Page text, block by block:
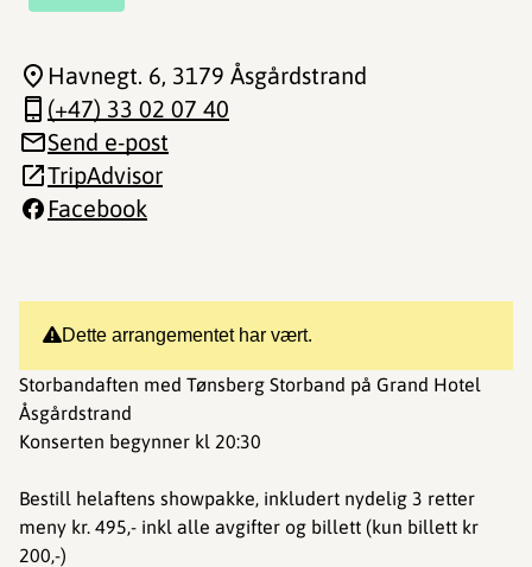
Dette arrangementet har vært.
Storbandaften med Tønsberg Storband på Grand Hotel
Åsgårdstrand
Konserten begynner kl 20:30
Bestill helaftens showpakke, inkludert nydelig 3 retter
meny kr. 495,- inkl alle avgifter og billett (kun billett kr
200,-)
Havnegt. 6, 3179 Åsgårdstrand
(+47) 33 02 07 40
Send e-post
TripAdvisor
Facebook